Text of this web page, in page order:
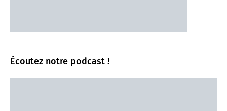
Écoutez notre podcast !